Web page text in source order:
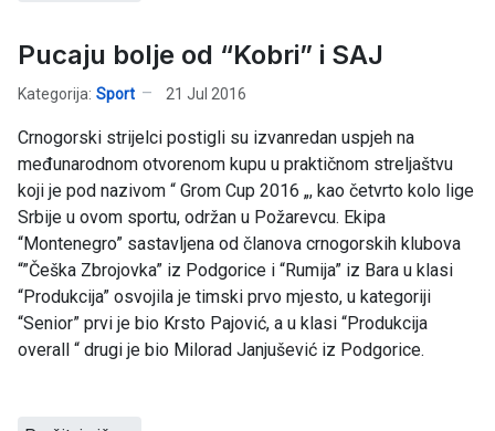
Pucaju bolje od “Kobri” i SAJ
Kategorija: Sport 21 Jul 2016
Crnogorski strijelci postigli su izvanredan uspjeh na
međunarodnom otvorenom kupu u praktičnom streljaštvu
koji je pod nazivom “ Grom Cup 2016 „, kao četvrto kolo lige
Srbije u ovom sportu, održan u Požarevcu. Ekipa
“Montenegro” sastavljena od članova crnogorskih klubova
“”Češka Zbrojovka” iz Podgorice i “Rumija” iz Bara u klasi
“Produkcija” osvojila je timski prvo mjesto, u kategoriji
“Senior” prvi je bio Krsto Pajović, a u klasi “Produkcija
overall “ drugi je bio Milorad Janjušević iz Podgorice.